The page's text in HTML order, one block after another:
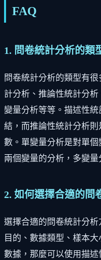
FAQ
1. 問卷統計分析的類
問卷統計分析的類型有
計分析、推論性統計分
變量分析等等。描述性
結，而推論性統計分析
數。單變量分析是對單
兩個變量的分析，多變
2. 如何選擇合適的問
選擇合適的問卷統計分
目的、數據類型、樣本
數據，那麼可以使用描